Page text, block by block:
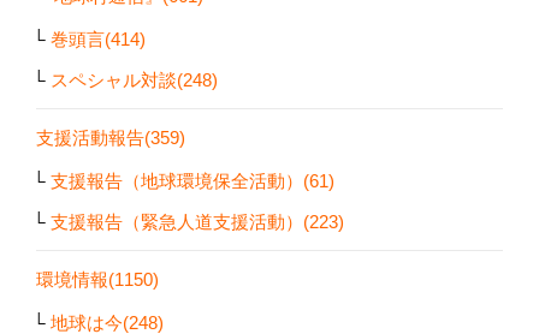
巻頭言(414)
スペシャル対談(248)
支援活動報告(359)
支援報告（地球環境保全活動）(61)
支援報告（緊急人道支援活動）(223)
環境情報(1150)
地球は今(248)